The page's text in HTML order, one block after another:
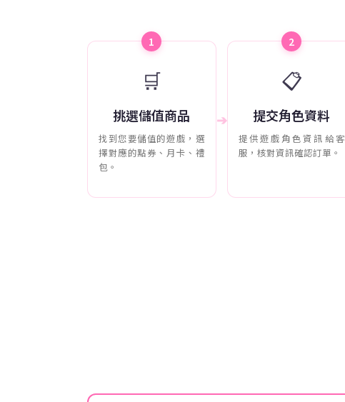
1
🛒
挑選儲值商品
找到您要儲值的遊戲，選
擇對應的點券、月卡、禮
包。
➔
2
📋
提交角色資料
提供遊戲角色資訊給客
服，核對資訊確認訂單。